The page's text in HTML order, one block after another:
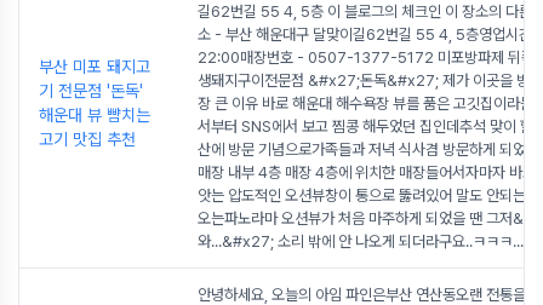
부산 미포 돼지고
기 전문점 '돈독'
해운대 뷰 뺨치는
고기 맛집 추천
길62번길 55 4, 5층 이 블로그의 체크인 이 장소의 다른
소 - 부산 해운대구 달맞이길62번길 55 4, 5층영업시
22:00매장번호 - 0507-1377-5172 미포방파제 뒤쪽
생돼지구이전문점 &#x27;돈독&#x27; 제가 이곳을 방
장 큰 이유 바로 해운대 해수욕장 뷰를 품은 고깃집이라는
서부터 SNS에서 보고 찜콩 해두었던 집인데추석 맞이 할
산에 방문 기념으로가족들과 저녁 식사겸 방문하게 되었
매장 내부 4층 매장 4층에 위치한 매장들어서자마자 바로
앗는 압도적인 오션뷰창이 통으로 뚫려있어 말도 안되는
오는파노라마 오션뷰가 처음 마주하게 되었을 땐 그저
와...&#x27; 소리 밖에 안 나오게 되더라구요..ㅋㅋㅋ...
안녕하세요, 오늘의 아임 파인은부산 연산동오랜 전통을